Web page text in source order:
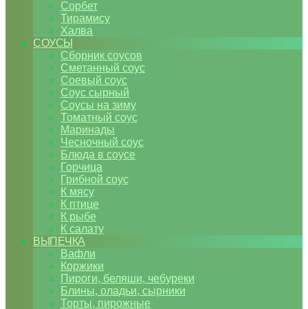
Сорбет
Тирамису
Халва
СОУСЫ
Сборник соусов
Сметанный соус
Соевый соус
Соус сырный
Соусы на зиму
Томатный соус
Маринады
Чесночный соус
Блюда в соусе
Горчица
Грибной соус
К мясу
К птице
К рыбе
К салату
ВЫПЕЧКА
Вафли
Коржики
Пироги, беляши, чебуреки
Блины, оладьи, сырники
Торты, пирожные